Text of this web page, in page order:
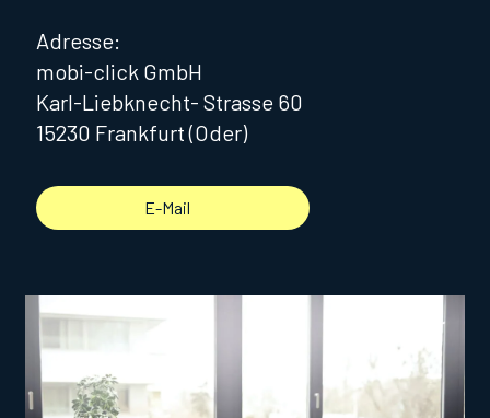
Adresse:
mobi-click GmbH
Karl-Liebknecht- Strasse 60
15230 Frankfurt (Oder)
E-Mail